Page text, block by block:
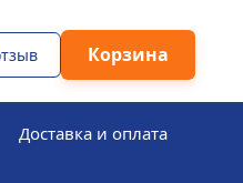
Корзина
Доставка и оплата